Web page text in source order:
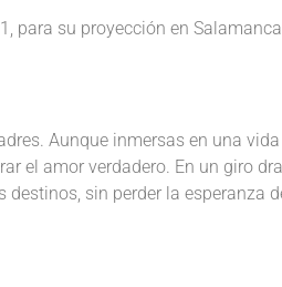
para su proyección en
Aunque inmersas en una vida
el amor verdadero. En un giro
sin perder la esperanza